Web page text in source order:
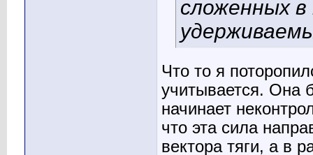
сложенных
Что то я
учитывается. Она
начинает
что эта сила
вектора тяги, а в